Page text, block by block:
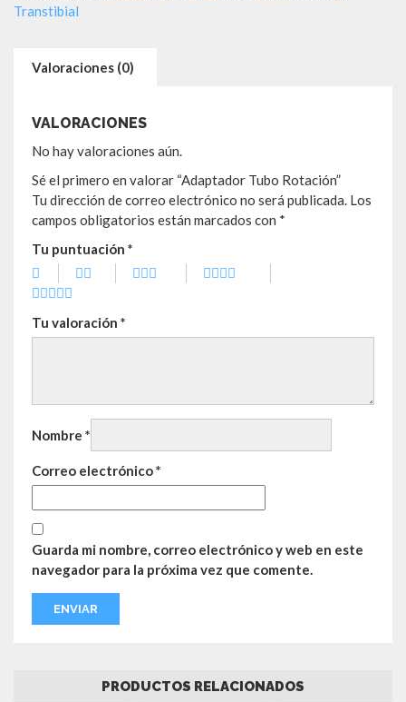
Transtibial
Valoraciones (0)
VALORACIONES
No hay valoraciones aún.
Sé el primero en valorar “Adaptador Tubo Rotación”
Tu dirección de correo electrónico no será publicada. Los
campos obligatorios están marcados con *
Tu puntuación *
Tu valoración *
Nombre *
Correo electrónico*
Guarda mi nombre, correo electrónico y web en este
navegador para la próxima vez que comente.
PRODUCTOS RELACIONADOS